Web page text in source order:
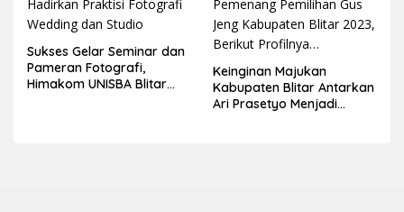
Sukses Gelar Seminar dan
Pameran Fotografi,
Himakom UNISBA Blitar
Keinginan Majukan
Kabupaten Blitar Antarkan
Ari Prasetyo Menjadi